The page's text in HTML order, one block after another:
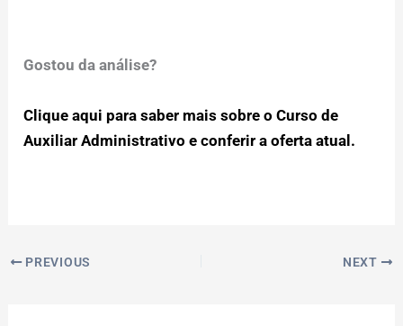
Gostou da análise?
Clique aqui para saber mais sobre o Curso de
Auxiliar Administrativo e conferir a oferta atual.
PREVIOUS NEXT